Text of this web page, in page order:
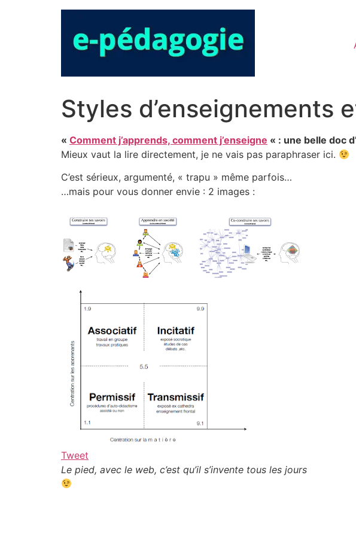
Styles d’enseignements
« Comment j’apprends, comment j’enseigne « : une belle doc
Mieux vaut la lire directement, je ne vais pas paraphraser ici.
C’est sérieux, argumenté, « trapu » même parfois…
…mais pour vous donner envie : 2 images :
Tweet
Le pied, avec le web, c’est qu’il s’invente tous les jours